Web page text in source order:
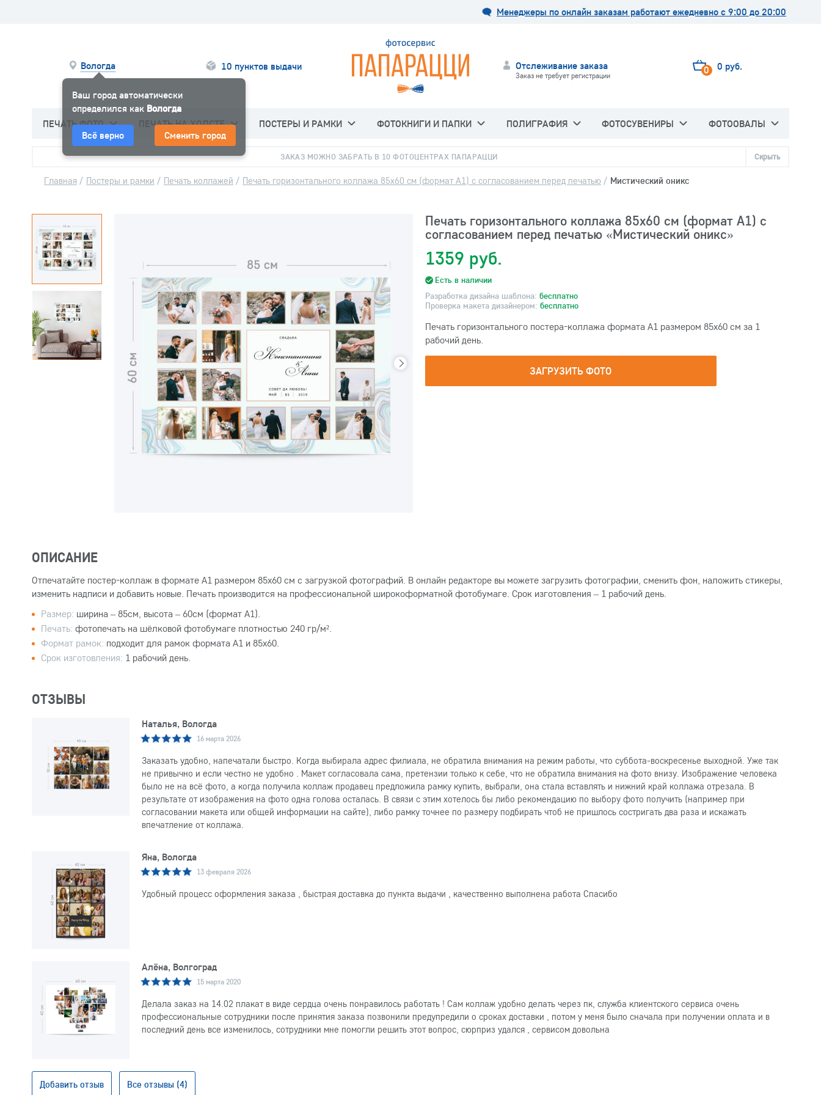
Менеджеры по онлайн заказам работают ежедневно с 9:00 до 20:00
Вологда
Ваш город автоматически
определился как Вологда
Всё верно Сменить город
10 пунктов выдачи Отслеживание заказа
Заказ не требует регистрации 0 0 руб.
ПЕЧАТЬ ФОТО ПЕЧАТЬ НА ХОЛСТЕ ПОСТЕРЫ И РАМКИ ФОТОКНИГИ И ПАПКИ ПОЛИГРАФИЯ ФОТОСУВЕНИРЫ ФОТООВАЛЫ
ЗАКАЗ МОЖНО ЗАБРАТЬ В 10 ФОТОЦЕНТРАХ ПАПАРАЦЦИ Скрыть
Главная / Постеры и рамки / Печать коллажей / Печать горизонтального коллажа 85х60 см (формат А1) с согласованием перед печатью / Мистический оникс
Печать горизонтального коллажа 85х60 см (формат А1) с
согласованием перед печатью «Мистический оникс»
1359 руб.
Есть в наличии
Разработка дизайна шаблона: бесплатно
Проверка макета дизайнером: бесплатно
Печать горизонтального постера-коллажа формата А1 размером 85х60 см за 1
рабочий день.
ЗАГРУЗИТЬ ФОТО
ОПИСАНИЕ
Отпечатайте постер-коллаж в формате А1 размером 85х60 см с загрузкой фотографий. В онлайн редакторе вы можете загрузить фотографии, сменить фон, наложить стикеры,
изменить надписи и добавить новые. Печать производится на профессиональной широкоформатной фотобумаге. Срок изготовления – 1 рабочий день.
Размер: ширина – 85см, высота – 60см (формат А1).
Печать: фотопечать на шёлковой фотобумаге плотностью 240 гр/м².
Формат рамок: подходит для рамок формата А1 и 85х60.
Срок изготовления: 1 рабочий день.
ОТЗЫВЫ
Наталья, Вологда
16 марта 2026
Заказать удобно, напечатали быстро. Когда выбирала адрес филиала, не обратила внимания на режим работы, что суббота-воскресенье выходной. Уже так
не привычно и если честно не удобно . Макет согласовала сама, претензии только к себе, что не обратила внимания на фото внизу. Изображение человека
было не на всё фото, а когда получила коллаж продавец предложила рамку купить, выбрали, она стала вставлять и нижний край коллажа отрезала. В
результате от изображения на фото одна голова осталась. В связи с этим хотелось бы либо рекомендацию по выбору фото получить (например при
согласовании макета или общей информации на сайте), либо рамку точнее по размеру подбирать чтоб не пришлось состригать два раза и искажать
впечатление от коллажа.
Яна, Вологда
13 февраля 2026
Удобный процесс оформления заказа , быстрая доставка до пункта выдачи , качественно выполнена работа Спасибо
Алёна, Волгоград
15 марта 2020
Делала заказ на 14.02 плакат в виде сердца очень понравилось работать ! Сам коллаж удобно делать через пк, служба клиентского сервиса очень
профессиональные сотрудники после принятия заказа позвонили предупредили о сроках доставки , потом у меня было сначала при получении оплата и в
последний день все изменилось, сотрудники мне помогли решить этот вопрос, сюрприз удался , сервисом довольна
Добавить отзыв Все отзывы (4)